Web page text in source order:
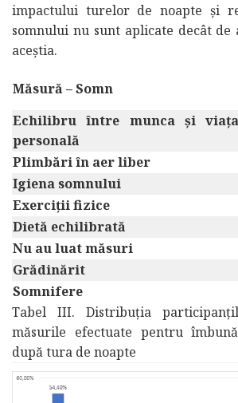
impactului turelor de noapte și
somnului nu sunt aplicate decât
aceștia.
Măsură – Somn
Echilibru între munca și viața
personală
Plimbări în aer liber
Igiena somnului
Exerciții fizice
Dietă echilibrată
Nu au luat măsuri
Grădinărit
Somnifere
Tabel III. Distribuția
măsurile efectuate pentru
după tura de noapte